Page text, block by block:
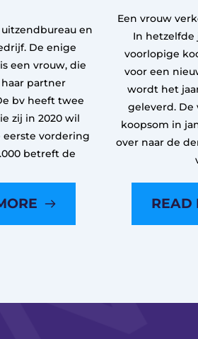
en
De enige
een vrouw, die
partner
bv heeft twee
zij in 2020 wil
eerste vordering
betreft de
Een vrouw
In hetzelfde
voorlopige
voor een
wordt het
geleverd. De
koopsom in
over naar de
READ